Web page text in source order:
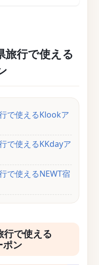
で使えるKlookア
で使えるKKdayア
で使えるNEWT宿
行で使える
ン